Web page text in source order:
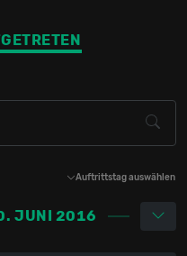
Auftrittstag auswählen
JUNI 2016